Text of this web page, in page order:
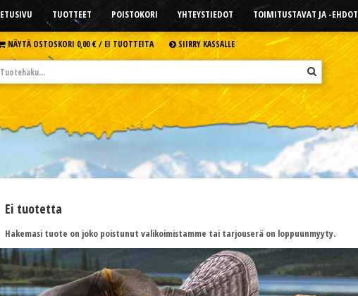
ETUSIVU TUOTTEET POISTOKORI YHTEYSTIEDOT TOIMITUSTAVAT JA -EHDOT
NÄYTÄ OSTOSKORI 0,00 € /EI TUOTTEITA SIIRRY KASSALLE
Ei tuotetta
Hakemasi tuote on joko poistunut valikoimistamme tai tarjouserä on loppuunmyyty.